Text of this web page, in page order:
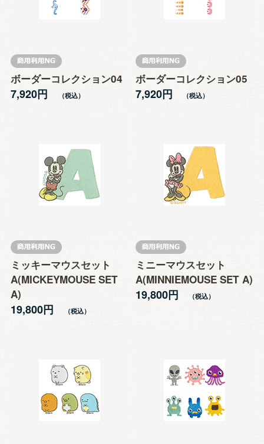
ボーダーコレクション04
7,920円
ボーダーコレクション05
7,920円
ミッキーマウスセット
A(MICKEYMOUSE SET
A)
19,800円
ミニーマウスセット
A(MINNIEMOUSE SET A)
19,800円